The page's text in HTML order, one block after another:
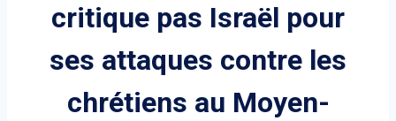
critique pas Israël pour
ses attaques contre les
chrétiens au Moyen-